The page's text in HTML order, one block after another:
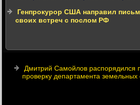
Генпрокурор США направил
своих встреч с послом РФ
Дмитрий Самойлов распорядился
проверку департамента